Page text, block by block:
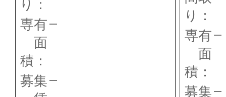
り：
専有
面
積：
–
募集–
り：
専有
面
積：
–
募集–